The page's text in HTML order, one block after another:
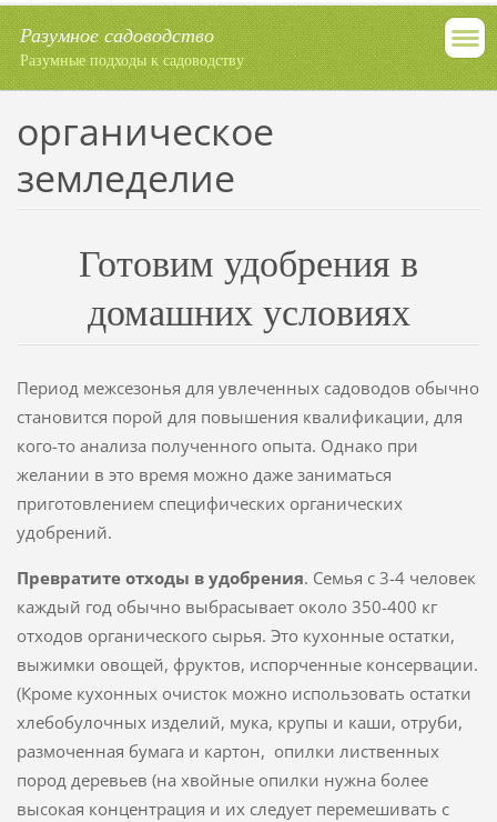
Разумное садоводство
Разумные подходы к садоводству
органическое
земледелие
Готовим удобрения в
домашних условиях
Период межсезонья для увлеченных садоводов обычно
становится порой для повышения квалификации, для
кого-то анализа полученного опыта. Однако при
желании в это время можно даже заниматься
приготовлением специфических органических
удобрений.
Превратите отходы в удобрения. Семья с 3-4 человек
каждый год обычно выбрасывает около 350-400 кг
отходов органического сырья. Это кухонные остатки,
выжимки овощей, фруктов, испорченные консервации.
(Кроме кухонных очисток можно использовать остатки
хлебобулочных изделий, мука, крупы и каши, отруби,
размоченная бумага и картон, опилки лиственных
пород деревьев (на хвойные опилки нужна более
высокая концентрация и их следует перемешивать с